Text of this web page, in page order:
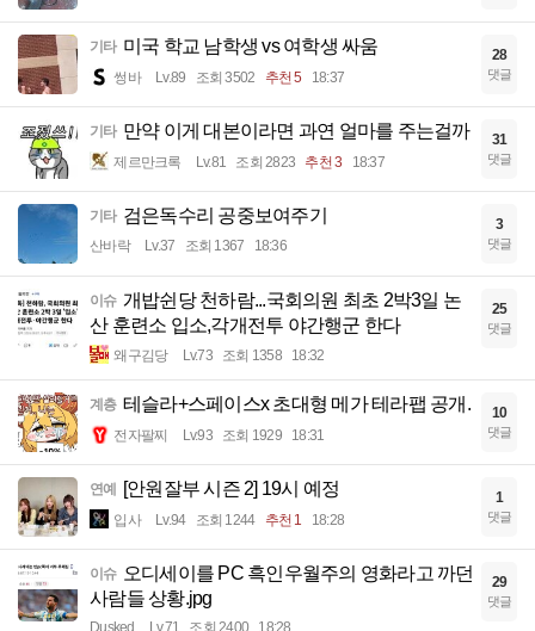
기타 미국 학교 남학생 vs 여학생 싸움
썽바 Lv.89 조회 3502 추천 5 18:37
28
댓글
기타 만약 이게 대본이라면 과연 얼마를 주는걸까
제르만크록 Lv.81 조회 2823 추천 3 18:37
31
댓글
기타 검은독수리 공중보여주기
산바락 Lv.37 조회 1367 18:36
3
댓글
이슈 개밥쉰당 천하람...국회의원 최초 2박3일 논
산 훈련소 입소,각개전투 야간행군 한다
왜구김당 Lv.73 조회 1358 18:32
25
댓글
계층 테슬라+스페이스x 초대형 메가 테라팹 공개.
전자팔찌 Lv.93 조회 1929 18:31
10
댓글
연예 [안원잘부 시즌 2] 19시 예정
입사 Lv.94 조회 1244 추천 1 18:28
1
댓글
이슈 오디세이를 PC 흑인우월주의 영화라고 까던
사람들 상황.jpg
29
댓글